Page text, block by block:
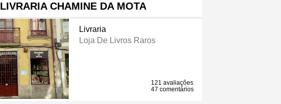
LIVRARIA CHAMINE DA MOTA
Livraria
Loja De Livros Raros
121 avaliações
47 comentários